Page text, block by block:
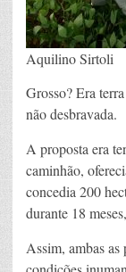
Aquilino Sirtoli
Grosso? Era
não desbravada.
A proposta era
caminhão,
concedia 200
durante 18
Assim, ambas as